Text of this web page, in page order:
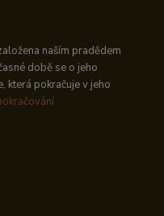
naším pradědem
době se o jeho
která pokračuje v jeho